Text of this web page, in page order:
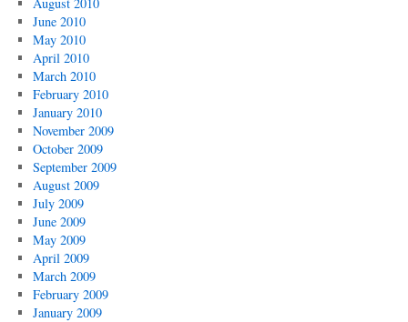
June 2010
May 2010
April 2010
March 2010
February 2010
January 2010
November 2009
October 2009
September 2009
August 2009
July 2009
June 2009
May 2009
April 2009
March 2009
February 2009
January 2009